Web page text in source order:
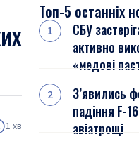
1 хв
Топ-5 останніх
СБУ
активно
«медові
З’явились
падіння F-
авіатрощі